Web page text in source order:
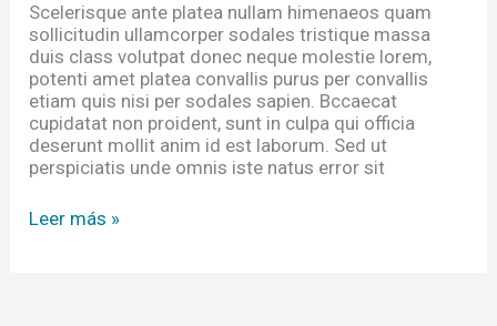
Scelerisque ante platea nullam himenaeos quam
sollicitudin ullamcorper sodales tristique massa
duis class volutpat donec neque molestie lorem,
potenti amet platea convallis purus per convallis
etiam quis nisi per sodales sapien. Bccaecat
cupidatat non proident, sunt in culpa qui officia
deserunt mollit anim id est laborum. Sed ut
perspiciatis unde omnis iste natus error sit
Leer más »